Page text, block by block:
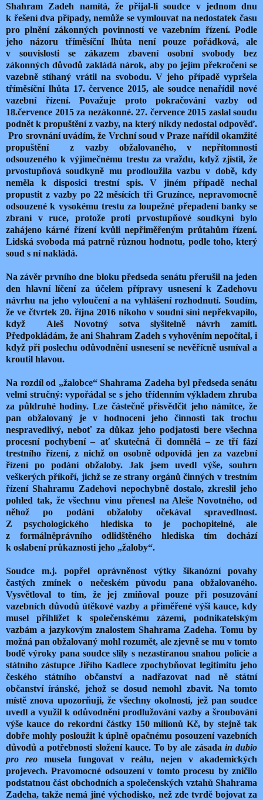
Shahram Zadeh namítá, že přijal-li soudce v jednom dnu
k řešení dva případy, nemůže se vymlouvat na nedostatek času
pro plnění zákonných povinností ve vazebním řízení. Podle
jeho názoru tříměsíční lhůta není pouze pořádková, ale
v souvislosti se zákazem zbavení osobní svobody bez
zákonných důvodů zakládá nárok, aby po jejím překročení se
vazebně stíhaný vrátil na svobodu. V jeho případě vypršela
tříměsíční lhůta 17. července 2015, ale soudce nenařídil nové
vazební řízení. Považuje proto pokračování vazby od
18.července 2015 za nezákonné. 27. července 2015 zaslal soudu
podnět k propuštění z vazby, na který nikdy nedostal odpověď.
Pro srovnání uvádím, že Vrchní soud v Praze nařídil okamžité
propuštění z vazby obžalovaného, v nepřítomnosti
odsouzeného k výjimečnému trestu za vraždu, když zjistil, že
prvostupňová soudkyně mu prodloužila vazbu v době, kdy
neměla k disposici trestní spis. V jiném případě nechal
propustit z vazby po 22 měsících tři Gruzínce, nepravomocně
odsouzené k vysokému trestu za loupežné přepadení banky se
zbraní v ruce, protože proti prvostupňové soudkyni bylo
zahájeno kárné řízení kvůli nepřiměřeným průtahům řízení.
Lidská svoboda má patrně různou hodnotu, podle toho, který
soud s ní nakládá.
Na závěr prvního dne bloku předseda senátu přerušil na jeden
den hlavní líčení za účelem přípravy usnesení k Zadehovu
návrhu na jeho vyloučení a na vyhlášení rozhodnutí. Soudím,
že ve čtvrtek 20. října 2016 nikoho v soudní síni nepřekvapilo,
když Aleš Novotný sotva slyšitelně návrh zamítl.
Předpokládám, že ani Shahram Zadeh s vyhověním nepočítal, i
když při poslechu odůvodnění usnesení se nevěřícně usmíval a
kroutil hlavou.
Na rozdíl od „žalobce“ Shahrama Zadeha byl předseda senátu
velmi stručný: vypořádal se s jeho třídenním výkladem zhruba
za půldruhé hodiny. Lze částečně přisvědčit jeho námitce, že
pan obžalovaný je v hodnocení jeho činnosti tak trochu
nespravedlivý, neboť za důkaz jeho podjatosti bere všechna
procesní pochybení – ať skutečná či domnělá – ze tří fází
trestního řízení, z nichž on osobně odpovídá jen za vazební
řízení po podání obžaloby. Jak jsem uvedl výše, souhrn
veškerých příkoří, jichž se ze strany orgánů činných v trestním
řízení Shahramu Zadehovi nepochybně dostalo, zkreslil jeho
pohled tak, že všechnu vinu přenesl na Aleše Novotného, od
něhož po podání obžaloby očekával spravedlnost.
Z psychologického hlediska to je pochopitelné, ale
z formálněprávního odlidštěného hlediska tím dochází
k oslabení průkaznosti jeho „žaloby“.
Soudce m.j. popřel oprávněnost výtky šikanózní povahy
častých zmínek o nečeském původu pana obžalovaného.
Vysvětloval to tím, že jej zmiňoval pouze při posuzování
vazebních důvodů útěkové vazby a přiměřené výši kauce, kdy
musel přihlížet k společenskému zázemí, podnikatelským
vazbám a jazykovým znalostem Shahrama Zadeha. Tomu by
možná pan obžalovaný mohl rozumět, ale zjevně se mu v tomto
bodě výroky pana soudce slily s nezastíranou snahou policie a
státního zástupce Jiřího Kadlece zpochybňovat legitimitu jeho
českého státního občanství a nadřazovat nad ně státní
občanství íránské, jehož se dosud nemohl zbavit. Na tomto
místě znova upozorňuji, že všechny okolnosti, jež pan soudce
uvedl a využil k odůvodnění prodlužování vazby a šroubování
výše kauce do rekordní částky 150 milionů Kč, by stejně tak
dobře mohly posloužit k úplně opačnému posouzení vazebních
důvodů a potřebnosti složení kauce. To by ale zásada in dubio
pro reo musela fungovat v reálu, nejen v akademických
projevech. Pravomocné odsouzení v tomto procesu by zničilo
podstatnou část obchodních a společenských vztahů Shahrama
Zadeha, takže nemá jiné východisko, než zde tvrdě bojovat za